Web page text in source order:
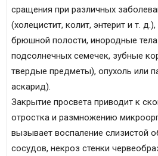
сращения при различных
(холецистит, колит, энтерит и т.
брюшной полости, инородные
подсолнечных семечек, зубные
твердые предметы), опухоль или
аскарид).
Закрытие просвета приводит к
отростка и размножению
вызывает воспаление слизистой
сосудов, некроз стенки